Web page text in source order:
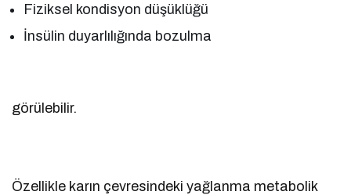
Fiziksel kondisyon düşüklüğü
İnsülin duyarlılığında bozulma
görülebilir.
Özellikle karın çevresindeki yağlanma metabolik